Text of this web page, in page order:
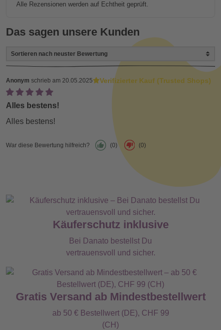
Alle Rezensionen werden auf Echtheit geprüft.
Das sagen unsere Kunden
Anonym schrieb am 20.05.2025 Verifizierter Kauf (Trusted Shops)
Alles bestens!
Alles bestens!
War diese Bewertung hilfreich? (0) (0)
Käuferschutz inklusive
Bei Danato bestellst Du
vertrauensvoll und sicher.
Gratis Versand ab Mindestbestellwert
ab 50 € Bestellwert (DE), CHF 99
(CH)